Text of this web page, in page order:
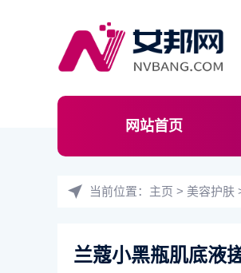
网站首页
当前位置： 主页 > 美容护肤
兰蔻小黑瓶肌底液